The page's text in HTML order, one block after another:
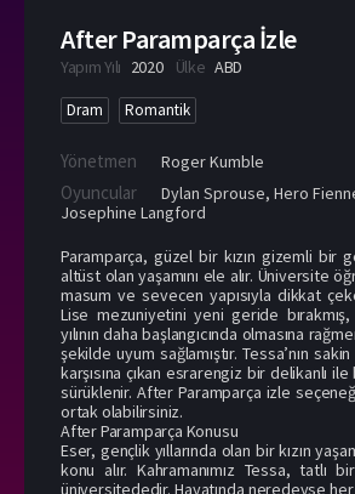
After Paramparça İzle
Yapım Yılı 2020 Ülke ABD
Dram Romantik
Yönetmen Roger Kumble
Oyuncular Dylan Sprouse, Hero
Josephine Langford
Paramparça, güzel bir kızın gizemli bir
altüst olan yaşamını ele alır. Üniversite
masum ve sevecen yapısıyla dikkat
Lise mezuniyetini yeni geride
yılının daha başlangıcında olmasına
şekilde uyum sağlamıştır. Tessa’nın
karşısına çıkan esrarengiz bir delikanlı
sürüklenir. After Paramparça izle
ortak olabilirsiniz.
After Paramparça Konusu
Eser, gençlik yıllarında olan bir kızın
konu alır. Kahramanımız Tessa, tatlı
üniversitededir. Hayatında neredeyse